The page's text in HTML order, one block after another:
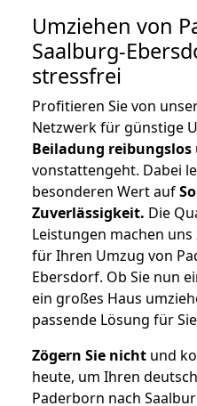
Umziehen von
Saalburg-
stressfrei
Profitieren Sie von
Netzwerk für günstige
Beiladung reibungslos
vonstattengeht. Dabei
besonderen Wert auf
Zuverlässigkeit. Die
Leistungen machen
für Ihren Umzug von
Ebersdorf. Ob Sie nun
ein großes Haus
passende Lösung für
Zögern Sie nicht und
heute, um Ihren
Paderborn nach